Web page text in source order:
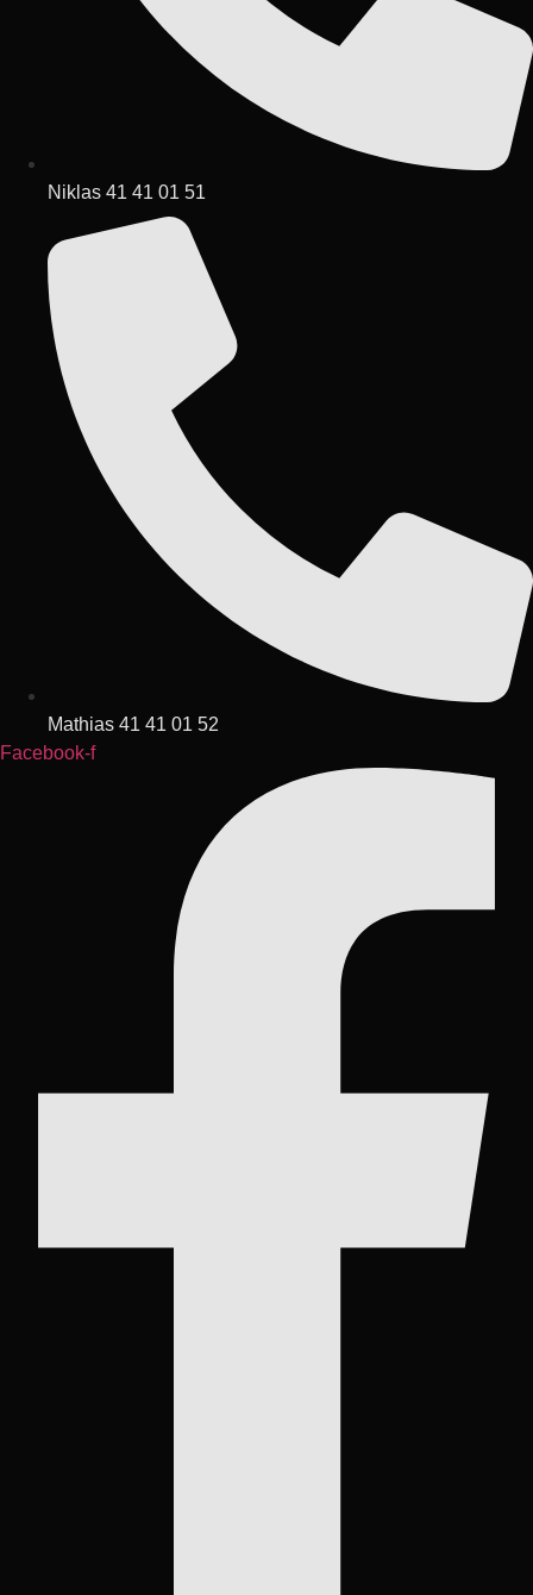
Niklas 41 41 01 51
Mathias 41 41 01 52
Facebook-f